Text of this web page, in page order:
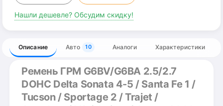
Нашли дешевле? Обсудим скидку!
Описание Авто 10 Аналоги Характеристики
Ремень ГРМ G6BV/G6BA 2.5/2.7
DOHC Delta Sonata 4-5 / Santa Fe 1 /
Tucson / Sportage 2 / Trajet /